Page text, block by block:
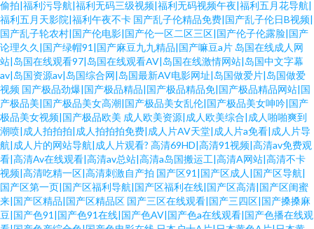
偷拍|福利污导航|福利无码三级视频|福利无码视频午夜|福利五月花导航|
福利五月天影院|福利午夜不卡 国产乱子伦精品免费|国产乱子伦日B视频|
国产乱子轮农村|国产伦电影|国产伦一区二区三区|国产伦子伦露脸|国产
论理久久|国产绿帽91|国产麻豆九九精品|国产嘛豆a片 岛国在线成人网
站|岛国在线观看97|岛国在线观看AV|岛国在线激情网站|岛国中文字幕
av|岛国资源av|岛国综合网|岛国最新AV电影网址|岛国做爱片|岛国做爱
视频 国产极品劲爆|国产极品精品|国产极品精品免|国产极品精品网站|国
产极品美|国产极品美女高潮|国产极品美女乱伦|国产极品美女呻吟|国产
极品美女视频|国产极品欧美 成人欧美资源|成人欧美综合|成人啪啪爽到
潮喷|成人拍拍拍|成人拍拍拍免费|成人片AV天堂|成人片a免看|成人片导
航|成人片的网站导航|成人片观看? 高清69HD|高清91视频|高清av免费观
看|高清Av在线观看|高清av总站|高清a岛国搬运工|高清A网站|高清不卡
视频|高清吃精一区|高清刺激自产拍 国产区91|国产区成人|国产区导航|
国产区第一页|国产区福利导航|国产区福利在线|国产区高清|国产区闺蜜
来|国产区精品|国产区精品区 国产三区在线观看|国产三四区|国产搡搡麻
豆|国产色91|国产色91在线|国产色AV|国产色a在线观看|国产色播在线观